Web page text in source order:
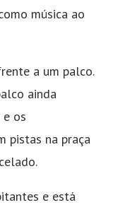
música ao
a um palco.
ainda
os
pistas na praça
e está